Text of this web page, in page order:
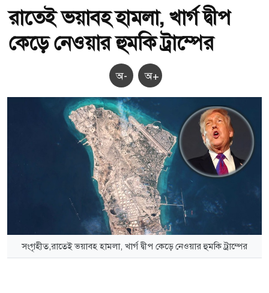
রাতেই ভয়াবহ হামলা, খার্গ দ্বীপ
কেড়ে নেওয়ার হুমকি ট্রাম্পের
অ- অ+
সংগৃহীত,রাতেই ভয়াবহ হামলা, খার্গ দ্বীপ কেড়ে নেওয়ার হুমকি ট্রাম্পের